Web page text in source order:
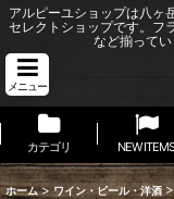
アルピーユショップは八ヶ
セレクトショップです。フ
など揃ってい
メニュー
カテゴリ NEW ITEMS
ホーム > ワイン・ビール・洋酒 >